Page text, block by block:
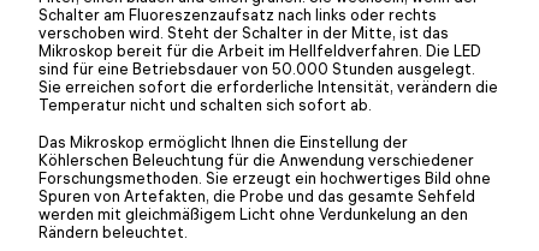
Schalter am Fluoreszenzaufsatz nach links oder rechts
verschoben wird. Steht der Schalter in der Mitte, ist das
Mikroskop bereit für die Arbeit im Hellfeldverfahren. Die LED
sind für eine Betriebsdauer von 50.000 Stunden ausgelegt.
Sie erreichen sofort die erforderliche Intensität, verändern die
Temperatur nicht und schalten sich sofort ab.
Das Mikroskop ermöglicht Ihnen die Einstellung der
Köhlerschen Beleuchtung für die Anwendung verschiedener
Forschungsmethoden. Sie erzeugt ein hochwertiges Bild ohne
Spuren von Artefakten, die Probe und das gesamte Sehfeld
werden mit gleichmäßigem Licht ohne Verdunkelung an den
Rändern beleuchtet.